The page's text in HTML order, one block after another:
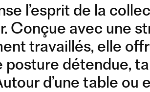
CHAIR WITH CUSHION
l’esprit de la
Conçue avec une
travaillés, elle
détendue,
d’une table ou